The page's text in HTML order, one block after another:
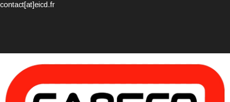
contact[at]eicd.fr